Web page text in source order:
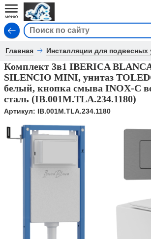
Главная Инсталляции для подвесных
Комплект 3в1 IBERICA
SILENCIO MINI, унитаз
белый, кнопка смыва INOX-C
сталь (IB.001M.TLA.234.1180)
Артикул: IB.001M.TLA.234.1180